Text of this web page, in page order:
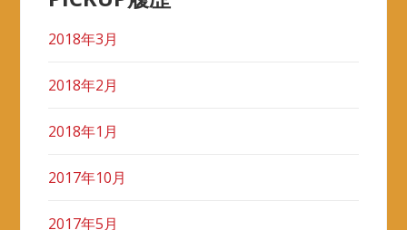
2018年3月
2018年2月
2018年1月
2017年10月
2017年5月